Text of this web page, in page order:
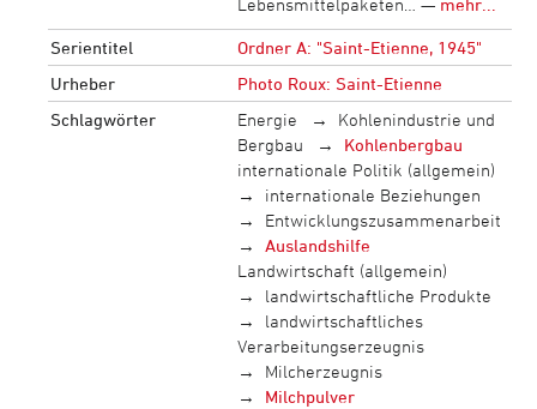
Serientitel
Ordner A: "Saint-Etienne, 1945"
Urheber
Photo Roux: Saint-Etienne
Schlagwörter
Energie
Kohlenindustrie und
Bergbau
Kohlenbergbau
internationale Politik (allgemein)
internationale Beziehungen
Entwicklungszusammenarbeit
Auslandshilfe
Landwirtschaft (allgemein)
landwirtschaftliche Produkte
landwirtschaftliches
Verarbeitungserzeugnis
Milcherzeugnis
Milchpulver